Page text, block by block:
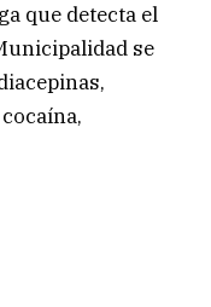
que detecta el
se